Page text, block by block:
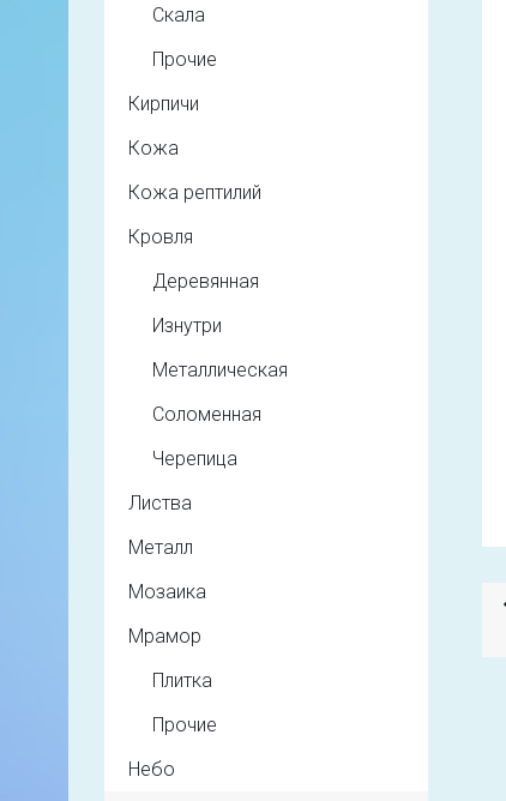
Скала
Прочие
Кирпичи
Кожа
Кожа рептилий
Кровля
Деревянная
Изнутри
Металлическая
Соломенная
Черепица
Листва
Металл
Мозаика
Мрамор
Плитка
Прочие
Небо